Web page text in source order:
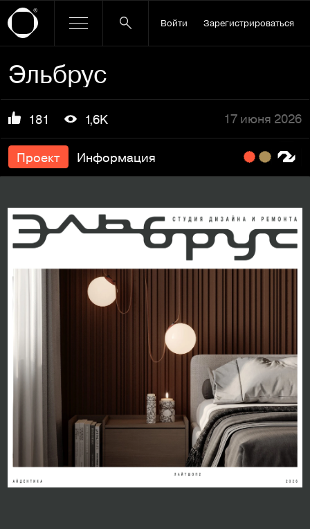
Войти Зарегистрироваться
Эльбрус
181 1,6K 17 июня 2026
Проект Информация